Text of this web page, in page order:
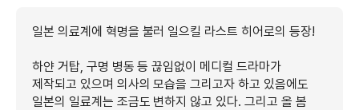
일본 의료계에 혁명을 불러 일으킬 라스트 히어로의 등장!
하얀 거탑, 구명 병동 등 끊임없이 메디컬 드라마가
제작되고 있으며 의사의 모습을 그리고자 하고 있음에도
일본의 일료계는 조금도 변하지 않고 있다. 그리고 올 봄